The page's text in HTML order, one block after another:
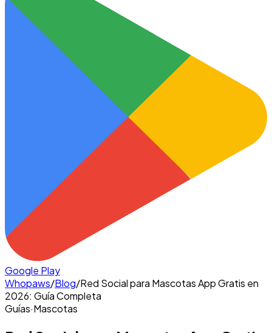
Google Play
Whopaws/Blog/Red Social para Mascotas App Gratis en
2026: Guía Completa
Guías·Mascotas